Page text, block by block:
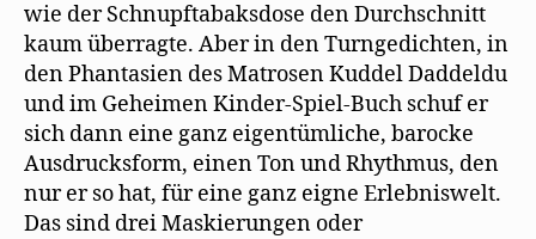
wie der Schnupftabaksdose den Durchschnitt
kaum überragte. Aber in den Turngedichten, in
den Phantasien des Matrosen Kuddel Daddeldu
und im Geheimen Kinder-Spiel-Buch schuf er
sich dann eine ganz eigentümliche, barocke
Ausdrucksform, einen Ton und Rhythmus, den
nur er so hat, für eine ganz eigne Erlebniswelt.
Das sind drei Maskierungen oder